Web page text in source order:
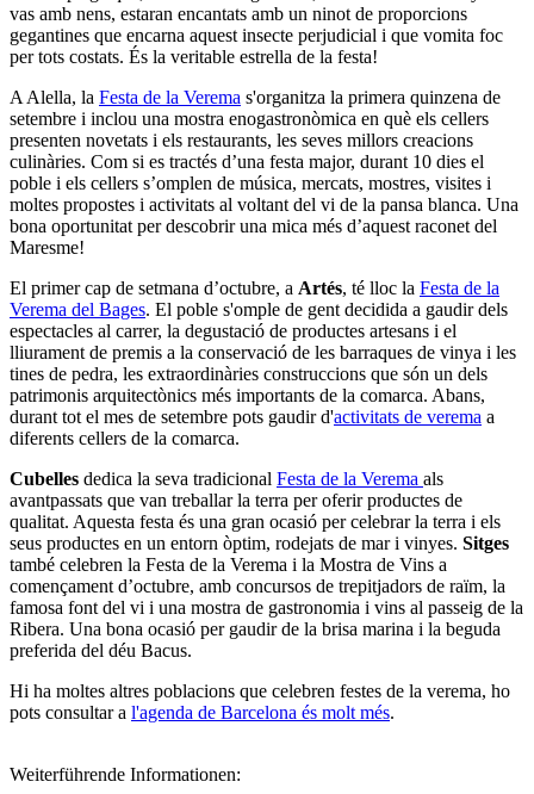
vas amb nens, estaran encantats amb un ninot de proporcions
gegantines que encarna aquest insecte perjudicial i que vomita foc
per tots costats. És la veritable estrella de la festa!
A Alella, la Festa de la Verema s'organitza la primera quinzena de
setembre i inclou una mostra enogastronòmica en què els cellers
presenten novetats i els restaurants, les seves millors creacions
culinàries. Com si es tractés d’una festa major, durant 10 dies el
poble i els cellers s’omplen de música, mercats, mostres, visites i
moltes propostes i activitats al voltant del vi de la pansa blanca. Una
bona oportunitat per descobrir una mica més d’aquest raconet del
Maresme!
El primer cap de setmana d’octubre, a Artés, té lloc la Festa de la
Verema del Bages. El poble s'omple de gent decidida a gaudir dels
espectacles al carrer, la degustació de productes artesans i el
lliurament de premis a la conservació de les barraques de vinya i les
tines de pedra, les extraordinàries construccions que són un dels
patrimonis arquitectònics més importants de la comarca. Abans,
durant tot el mes de setembre pots gaudir d'activitats de verema a
diferents cellers de la comarca.
Cubelles dedica la seva tradicional Festa de la Verema als
avantpassats que van treballar la terra per oferir productes de
qualitat. Aquesta festa és una gran ocasió per celebrar la terra i els
seus productes en un entorn òptim, rodejats de mar i vinyes. Sitges
també celebren la Festa de la Verema i la Mostra de Vins a
començament d’octubre, amb concursos de trepitjadors de raïm, la
famosa font del vi i una mostra de gastronomia i vins al passeig de la
Ribera. Una bona ocasió per gaudir de la brisa marina i la beguda
preferida del déu Bacus.
Hi ha moltes altres poblacions que celebren festes de la verema, ho
pots consultar a l'agenda de Barcelona és molt més.
Weiterführende Informationen: